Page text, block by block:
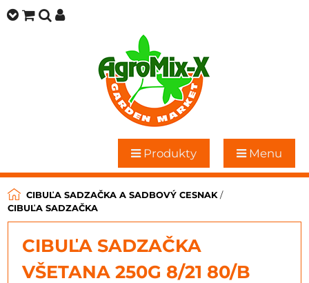
Produkty Menu
CIBUĽA SADZAČKA A SADBOVÝ CESNAK /
CIBUĽA SADZAČKA
CIBUĽA SADZAČKA
VŠETANA 250G 8/21 80/B